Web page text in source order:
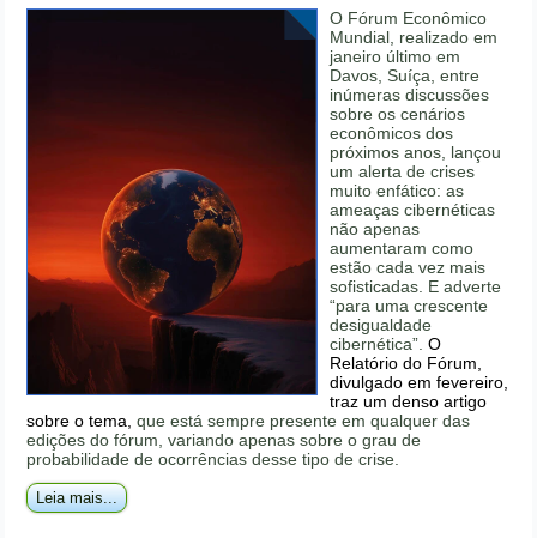
O Fórum Econômico
Mundial, realizado em
janeiro último em
Davos, Suíça, entre
inúmeras discussões
sobre os cenários
econômicos dos
próximos anos, lançou
um alerta de crises
muito enfático: as
ameaças cibernéticas
não apenas
aumentaram como
estão cada vez mais
sofisticadas. E adverte
“para uma crescente
desigualdade
cibernética”.O
Relatório do Fórum,
divulgado em fevereiro,
traz um denso artigo
sobre o tema, que está sempre presente em qualquer das
edições do fórum, variando apenas sobre o grau de
probabilidade de ocorrências desse tipo de crise.
Leia mais...